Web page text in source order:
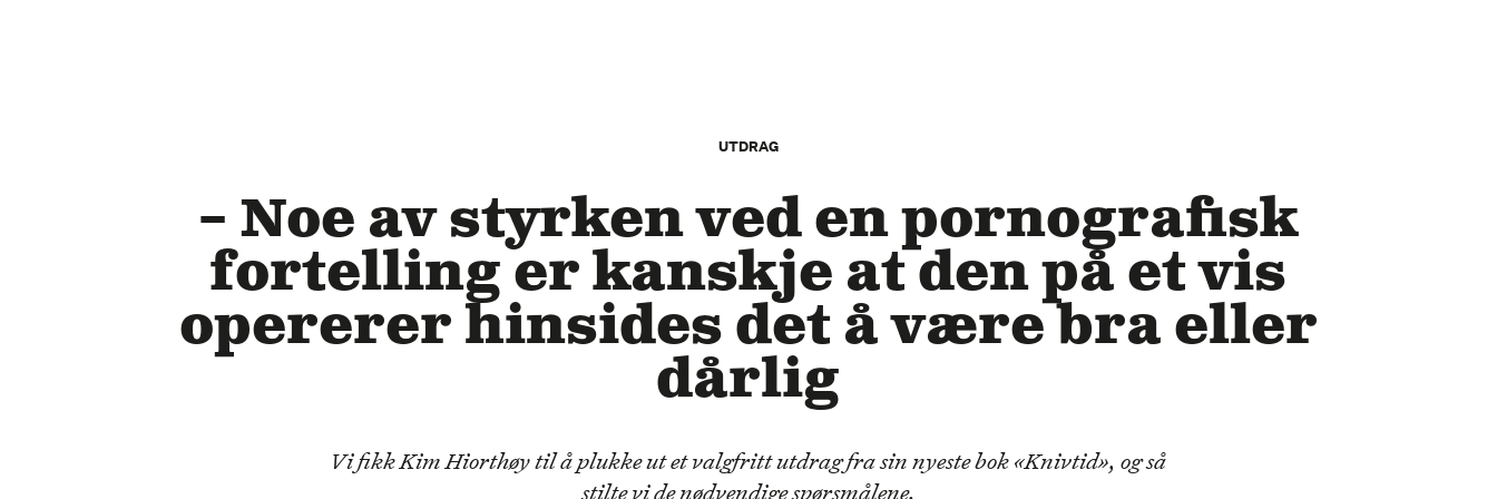
UTDRAG
– Noe av styrken ved en pornografisk
fortelling er kanskje at den på et vis
opererer hinsides det å være bra eller
dårlig
Vi fikk Kim Hiorthøy til å plukke ut et valgfritt utdrag fra sin nyeste bok «Knivtid», og så
stilte vi de nødvendige spørsmålene.